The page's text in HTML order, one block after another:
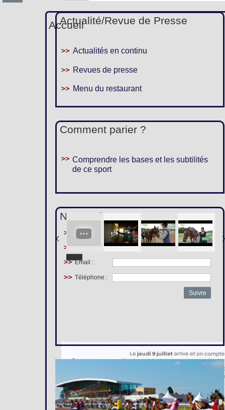
Accueil
Actualité/Revue de Presse
Actualités en continu
Revues de presse
Menu du restaurant
Comment parier ?
Comprendre les bases et les subtilités
de ce sport
Nous suivre :
Prénom :
Nom :
Email :
Téléphone :
Suivre